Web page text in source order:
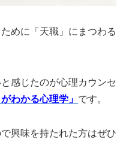
めに「天職」にまつわる
感じたのが心理カウンセ
わかる心理学」 です。
興味を持たれた方はぜひ